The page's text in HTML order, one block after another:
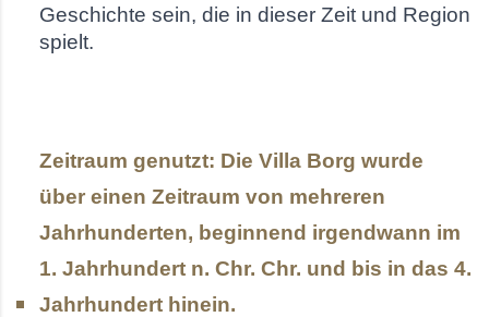
Geschichte sein, die in dieser Zeit und Region
spielt.
Zeitraum genutzt: Die Villa Borg wurde
über einen Zeitraum von mehreren
Jahrhunderten, beginnend irgendwann im
1. Jahrhundert n. Chr. Chr. und bis in das 4.
Jahrhundert hinein.